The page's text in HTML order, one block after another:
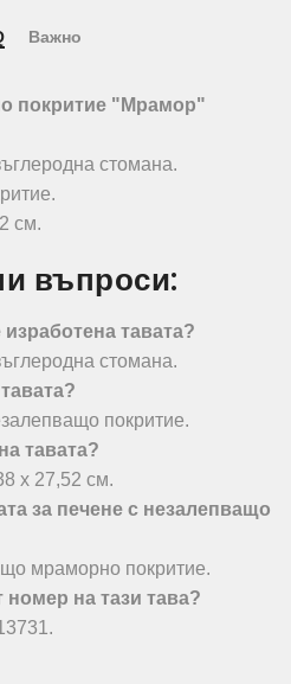
Важно
покритие "Мрамор"
стомана.
см.
въпроси:
тавата?
стомана.
покритие.
тавата?
x 27,52 см.
за печене с незалепващо
мраморно покритие.
номер на тази тава?